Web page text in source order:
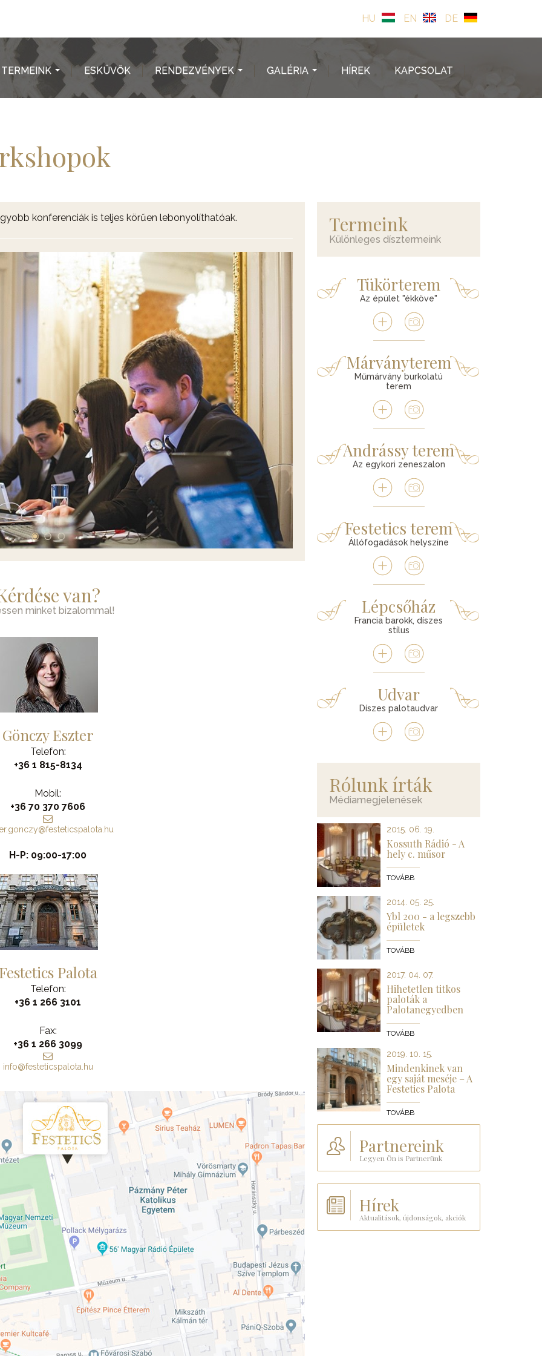
HU EN DE
TERMEINK ESKÜVŐK RENDEZVÉNYEK GALÉRIA HÍREK KAPCSOLAT
konferenciák is teljes körűen lebonyolíthatóak.
van?
minket bizalommal!
Gönczy Eszter
Telefon:
+36 1 815-8134
Mobil:
+36 70 370 7606
H-P: 09:00-17:00
Palota
Telefon:
+36 1 266 3101
Fax:
+36 1 266 3099
info@festeticspalota.hu
Termeink
Különleges dísztermeink
Tükörterem
Az épület "ékköve"
Márványterem
Műmárvány burkolatú
terem
Andrássy terem
Az egykori zeneszalon
Festetics terem
Állófogadások helyszíne
Lépcsőház
Francia barokk, díszes
stílus
Udvar
Díszes palotaudvar
Rólunk írták
Médiamegjelenések
2015. 06. 19.
Kossuth Rádió - A
hely c. műsor
TOVÁBB
2014. 05. 25.
Ybl 200 - a legszebb
épületek
TOVÁBB
2017. 04. 07.
Hihetetlen titkos
paloták a
Palotanegyedben
TOVÁBB
2019. 10. 15.
Mindenkinek van
egy saját meséje – A
Festetics Palota
TOVÁBB
Partnereink
Legyen Ön is Partnerünk
Hírek
Aktualitások, újdonságok, akciók